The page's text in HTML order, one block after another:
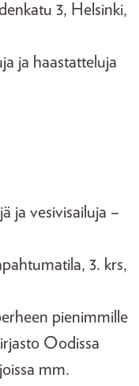
3, Helsinki,
ja haastatteluja
ja vesivisailuja –
3. krs,
pienimmille
Oodissa
mm.